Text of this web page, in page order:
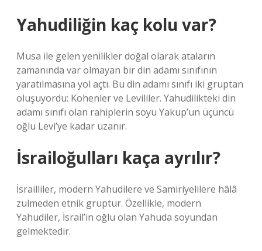
Yahudiliğin kaç kolu var?
Musa ile gelen yenilikler doğal olarak ataların
zamanında var olmayan bir din adamı sınıfının
yaratılmasına yol açtı. Bu din adamı sınıfı iki gruptan
oluşuyordu: Kohenler ve Levililer. Yahudilikteki din
adamı sınıfı olan rahiplerin soyu Yakup’un üçüncü
oğlu Levi’ye kadar uzanır.
İsrailoğulları kaça ayrılır?
İsrailliler, modern Yahudilere ve Samiriyelilere hâlâ
zulmeden etnik gruptur. Özellikle, modern
Yahudiler, İsrail’in oğlu olan Yahuda soyundan
gelmektedir.